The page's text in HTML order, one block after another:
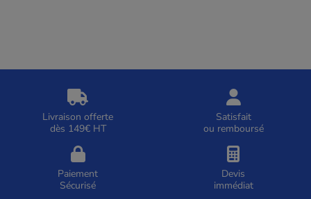
Livraison offerte
dès 149€ HT
Satisfait
ou remboursé
Paiement
Sécurisé
Devis
immédiat